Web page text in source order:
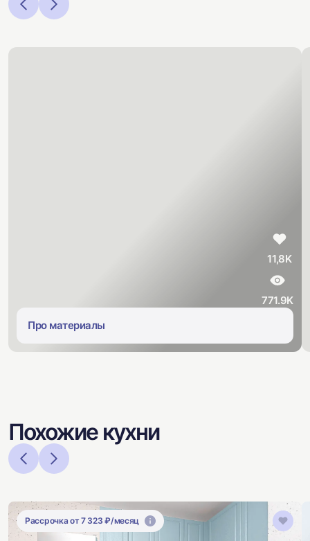
11,8K
771.9K
Про материалы
Похожие кухни
Рассрочка от 7 323 ₽/месяц